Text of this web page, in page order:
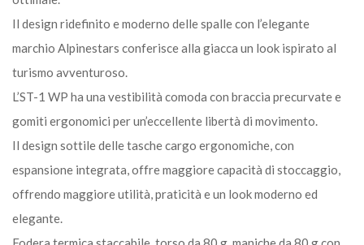
Il design ridefinito e moderno delle spalle con l’elegante
marchio Alpinestars conferisce alla giacca un look ispirato al
turismo avventuroso.
L’ST-1 WP ha una vestibilità comoda con braccia precurvate e
gomiti ergonomici per un’eccellente libertà di movimento.
Il design sottile delle tasche cargo ergonomiche, con
espansione integrata, offre maggiore capacità di stoccaggio,
offrendo maggiore utilità, praticità e un look moderno ed
elegante.